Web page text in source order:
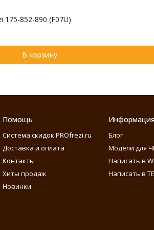
852-890 (F07U)
В корзину
Помощь
Система скидок PROfrezi.ru
Доставка и оплата
Контакты
Хиты продаж
Новинки
Блог
Модели для
Написать в
Написать в